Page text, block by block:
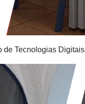
de Tecnologias Digitais